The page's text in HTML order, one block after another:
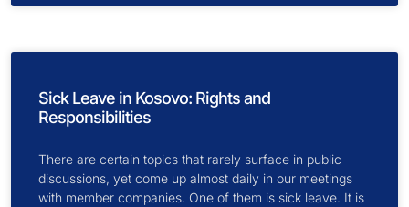
Sick Leave in Kosovo: Rights and
Responsibilities
There are certain topics that rarely surface in public
discussions, yet come up almost daily in our meetings
with member companies. One of them is sick leave. It is